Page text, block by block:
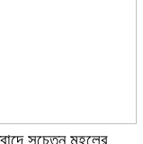
সচেতন মহলের